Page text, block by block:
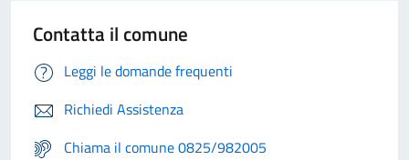
Contatta il comune
Leggi le domande frequenti
Richiedi Assistenza
Chiama il comune 0825/982005